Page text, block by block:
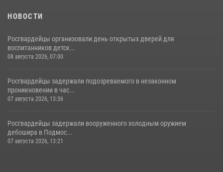
НОВОСТИ
Росгвардейцы организовали день открытых дверей для
воспитанников детск...
08 августа 2026, 07:00
Росгвардейцы задержали подозреваемого в незаконном
проникновении в час...
07 августа 2026, 13:36
Росгвардейцы задержали вооруженного холодным оружием
дебошира в Подмос...
07 августа 2026, 13:21